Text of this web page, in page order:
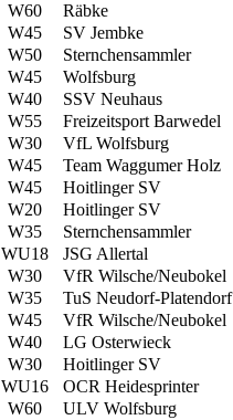
W60 Räbke
W45 SV Jembke
W50 Sternchensammler
W45 Wolfsburg
W40 SSV Neuhaus
W55 Freizeitsport Barwedel
W30 VfL Wolfsburg
W45 Team Waggumer Holz
W45 Hoitlinger SV
W20 Hoitlinger SV
W35 Sternchensammler
WU18 JSG Allertal
W30 VfR Wilsche/Neubokel
W35 TuS Neudorf-Platendorf
W45 VfR Wilsche/Neubokel
W40 LG Osterwieck
W30 Hoitlinger SV
WU16 OCR Heidesprinter
W60 ULV Wolfsburg